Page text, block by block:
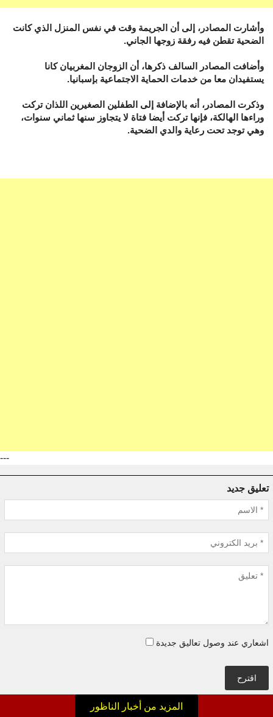
وأشارت المصادر، إلى أن الجريمة وقت في نفس المنزل الذي كانت
الضحية تقطن فيه رفقة زوجها الجاني.
وأضافت المصادر السالف ذكرها، أن الزوجان المغربيان كانا
يستفيدان معا من خدمات الحماية الاجتماعية بإسبانيا.
وذكرت المصادر، أنه بالإضافة إلى الطفلين الصغيرين اللذان تركت
وراءها الهالكة، فإنها تركت أيضا فتاة لا يتجاوز سنها ثماني سنوات،
وهي توجد تحت رعاية والدي الضحية.
---
تعليق جديد
اشعاري عند وصول تعاليق جديدة
اقترح
المزيد من أخبار الناظور